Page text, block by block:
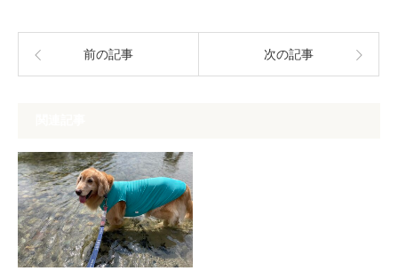
前の記事 次の記事